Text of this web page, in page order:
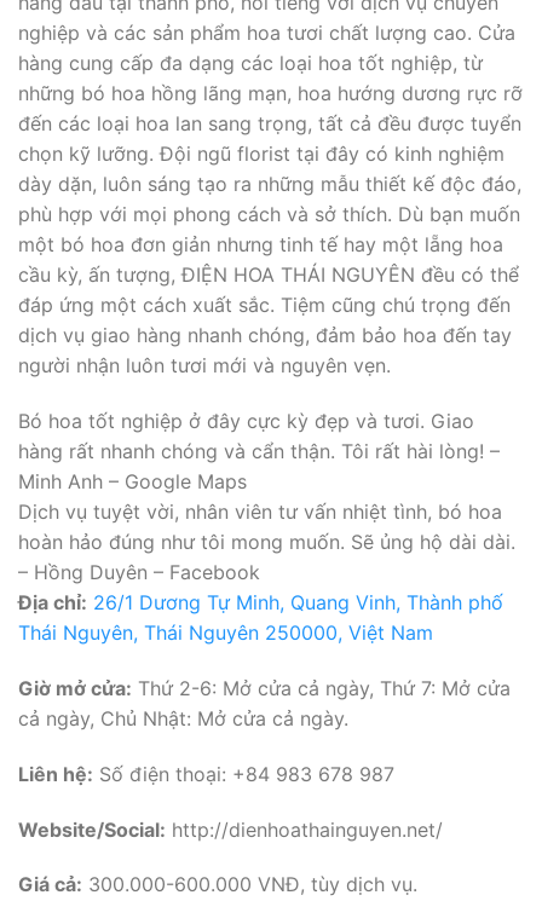
nghiệp và các sản phẩm hoa tươi chất lượng cao. Cửa
hàng cung cấp đa dạng các loại hoa tốt nghiệp, từ
những bó hoa hồng lãng mạn, hoa hướng dương rực rỡ
đến các loại hoa lan sang trọng, tất cả đều được tuyển
chọn kỹ lưỡng. Đội ngũ florist tại đây có kinh nghiệm
dày dặn, luôn sáng tạo ra những mẫu thiết kế độc đáo,
phù hợp với mọi phong cách và sở thích. Dù bạn muốn
một bó hoa đơn giản nhưng tinh tế hay một lẵng hoa
cầu kỳ, ấn tượng, ĐIỆN HOA THÁI NGUYÊN đều có thể
đáp ứng một cách xuất sắc. Tiệm cũng chú trọng đến
dịch vụ giao hàng nhanh chóng, đảm bảo hoa đến tay
người nhận luôn tươi mới và nguyên vẹn.
Bó hoa tốt nghiệp ở đây cực kỳ đẹp và tươi. Giao
hàng rất nhanh chóng và cẩn thận. Tôi rất hài lòng! –
Minh Anh – Google Maps
Dịch vụ tuyệt vời, nhân viên tư vấn nhiệt tình, bó hoa
hoàn hảo đúng như tôi mong muốn. Sẽ ủng hộ dài dài.
– Hồng Duyên – Facebook
Địa chỉ: 26/1 Dương Tự Minh, Quang Vinh, Thành phố
Thái Nguyên, Thái Nguyên 250000, Việt Nam
Giờ mở cửa: Thứ 2-6: Mở cửa cả ngày, Thứ 7: Mở cửa
cả ngày, Chủ Nhật: Mở cửa cả ngày.
Liên hệ: Số điện thoại: +84 983 678 987
Website/Social: http://dienhoathainguyen.net/
Giá cả: 300.000-600.000 VNĐ, tùy dịch vụ.